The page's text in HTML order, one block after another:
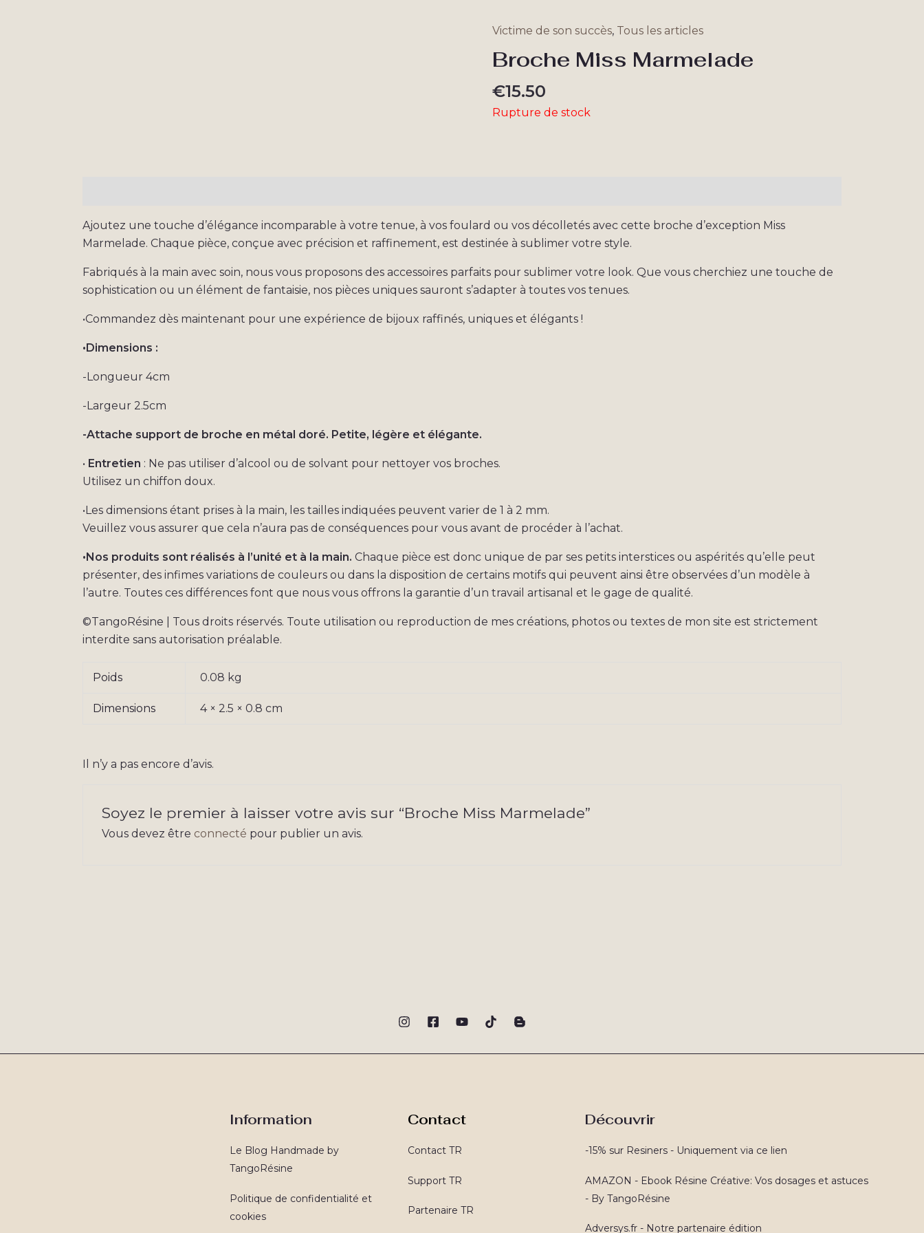
Victime de son succès, Tous les articles
Broche Miss Marmelade
€15.50
Rupture de stock
Ajoutez une touche d’élégance incomparable à votre tenue, à vos foulard ou vos décolletés avec cette broche d’exception Miss
Marmelade. Chaque pièce, conçue avec précision et raffinement, est destinée à sublimer votre style.
Fabriqués à la main avec soin, nous vous proposons des accessoires parfaits pour sublimer votre look. Que vous cherchiez une touche de
sophistication ou un élément de fantaisie, nos pièces uniques sauront s’adapter à toutes vos tenues.
•Commandez dès maintenant pour une expérience de bijoux raffinés, uniques et élégants !
•Dimensions :
-Longueur 4cm
-Largeur 2.5cm
-Attache support de broche en métal doré. Petite, légère et élégante.
• Entretien : Ne pas utiliser d’alcool ou de solvant pour nettoyer vos broches.
Utilisez un chiffon doux.
•Les dimensions étant prises à la main, les tailles indiquées peuvent varier de 1 à 2 mm.
Veuillez vous assurer que cela n’aura pas de conséquences pour vous avant de procéder à l’achat.
•Nos produits sont réalisés à l’unité et à la main. Chaque pièce est donc unique de par ses petits interstices ou aspérités qu’elle peut
présenter, des infimes variations de couleurs ou dans la disposition de certains motifs qui peuvent ainsi être observées d’un modèle à
l’autre. Toutes ces différences font que nous vous offrons la garantie d’un travail artisanal et le gage de qualité.
©TangoRésine | Tous droits réservés. Toute utilisation ou reproduction de mes créations, photos ou textes de mon site est strictement
interdite sans autorisation préalable.
Poids 0.08 kg
Dimensions 4 × 2.5 × 0.8 cm
Il n’y a pas encore d’avis.
Soyez le premier à laisser votre avis sur “Broche Miss Marmelade”
Vous devez être connecté pour publier un avis.
Information
Le Blog Handmade by
TangoRésine
Politique de confidentialité et
cookies
Contact
Contact TR
Support TR
Partenaire TR
Découvrir
-15% sur Resiners - Uniquement via ce lien
AMAZON - Ebook Résine Créative: Vos dosages et astuces
- By TangoRésine
Adversys.fr - Notre partenaire édition